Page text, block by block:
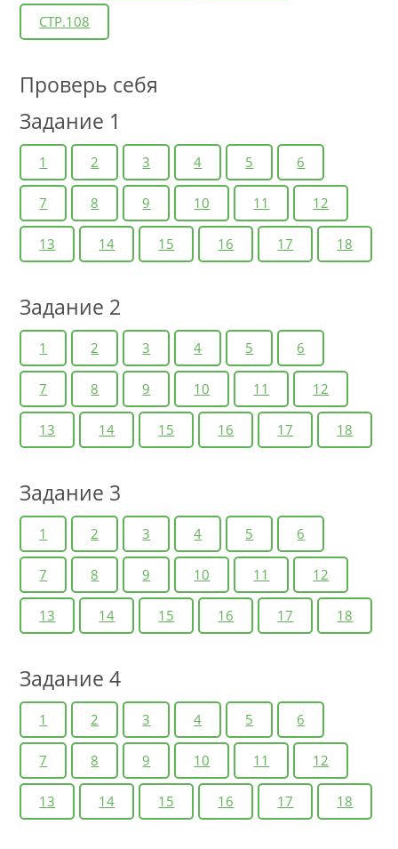
СТР.108
Проверь себя
Задание 1
1 2 3 4 5 6
7 8 9 10 11 12
13 14 15 16 17 18
Задание 2
1 2 3 4 5 6
7 8 9 10 11 12
13 14 15 16 17 18
Задание 3
1 2 3 4 5 6
7 8 9 10 11 12
13 14 15 16 17 18
Задание 4
1 2 3 4 5 6
7 8 9 10 11 12
13 14 15 16 17 18